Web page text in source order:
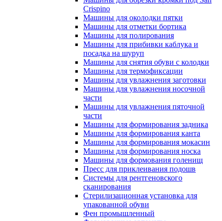
Crispino
Машины для околодки пятки
Машины для отметки бортика
Машины для полирования
Машины для прибивки каблука и
посадка на шуруп
Машины для снятия обуви с колодки
Машины для термофиксации
Машины для увлажнения заготовки
Машины для увлажнения носочной
части
Машины для увлажнения пяточной
части
Машины для формирования задника
Машины для формирования канта
Машины для формирования мокасин
Машины для формирования носка
Машины для формования голенищ
Пресс для приклеивания подошв
Системы для рентгеновского
сканирования
Стерилизационная установка для
упакованной обуви
Фен промышленный